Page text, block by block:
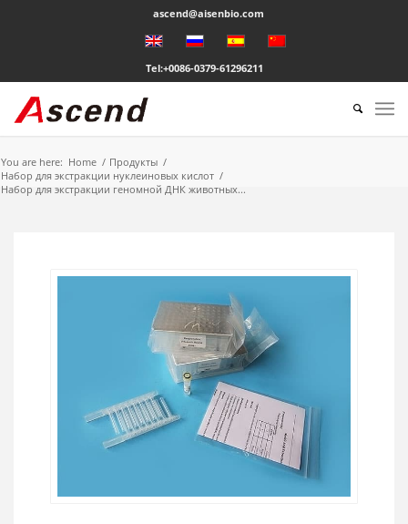
ascend@aisenbio.com
Tel:+0086-0379-61296211
You are here: Home / Продукты /
Набор для экстракции нуклеиновых кислот /
Набор для экстракции геномной ДНК животных...